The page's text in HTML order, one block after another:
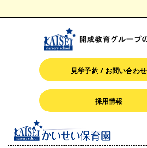
見学予約 / お問い合わせ
採用情報